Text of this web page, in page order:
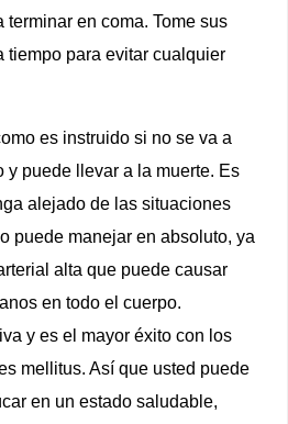
en coma. Tome sus
tiempo para evitar cualquier
es instruido si no se va a
y puede llevar a la muerte. Es
alejado de las situaciones
puede manejar en absoluto, ya
alta que puede causar
en todo el cuerpo.
y es el mayor éxito con los
mellitus. Así que usted puede
en un estado saludable,